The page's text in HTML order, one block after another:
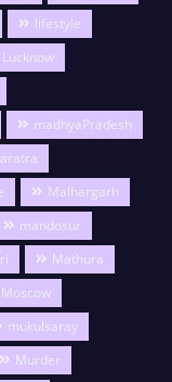
lifestyle
Lucknow
madhyaPradesh
Malhargarh
mandosur
Mathura
Moscow
mukulsaray
Murder